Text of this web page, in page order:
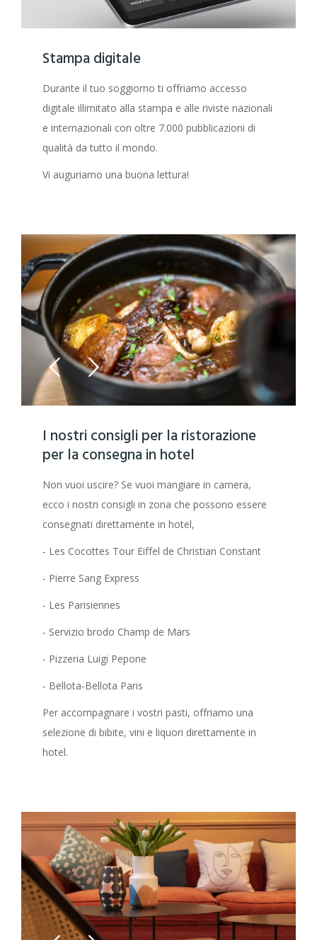
Stampa digitale
Durante il tuo soggiorno ti offriamo accesso
digitale illimitato alla stampa e alle riviste nazionali
e internazionali con oltre 7.000 pubblicazioni di
qualità da tutto il mondo.
Vi auguriamo una buona lettura!
I nostri consigli per la ristorazione
per la consegna in hotel
Non vuoi uscire? Se vuoi mangiare in camera,
ecco i nostri consigli in zona che possono essere
consegnati direttamente in hotel,
- Les Cocottes Tour Eiffel de Christian Constant
- Pierre Sang Express
- Les Parisiennes
- Servizio brodo Champ de Mars
- Pizzeria Luigi Pepone
- Bellota-Bellota Paris
Per accompagnare i vostri pasti, offriamo una
selezione di bibite, vini e liquori direttamente in
hotel.